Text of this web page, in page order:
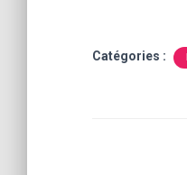
Catégories :